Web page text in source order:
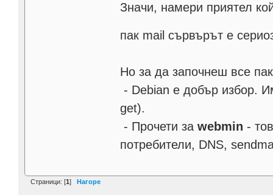
Значи, намери приятел
пак mail сървърът е
Но за да започнеш все
- Debian е добър избор.
get).
- Прочети заwebmin -
потребители, DNS,
Страници: [1] Нагоре